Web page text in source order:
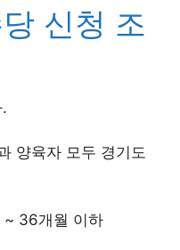
신청 조
양육자 모두 경기도
~ 36개월 이하